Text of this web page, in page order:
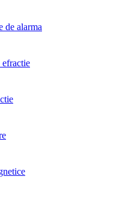
de alarma
efractie